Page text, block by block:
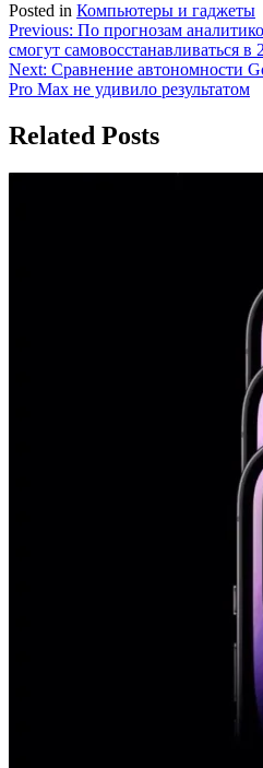
Posted in Компьютеры и гаджеты
Навигация
по
записям
Previous: По прогнозам
смогут самовосстанавливаться в
Next: Сравнение автономности
Pro Max не удивило результатом
Related Posts